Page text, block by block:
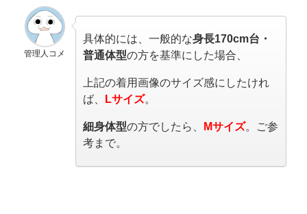
管理人コメ
具体的には、一般的な身長170cm台・
普通体型の方を基準にした場合、
上記の着用画像のサイズ感にしたけれ
ば、
Lサイズ。
細身体型の方でしたら、 Mサイズ。ご参
考まで。